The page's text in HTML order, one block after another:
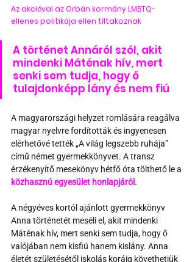
Az akcióval az Orbán kormány LMBTQ-
ellenes politikája ellen tiltakoznak
A történet Annáról szól, akit
mindenki Máténak hív, mert
senki sem tudja, hogy ő
tulajdonképp lány és nem fiú
A magyarországi helyzet romlására reagálva
magyar nyelvre fordították és ingyenesen
elérhetővé tették „A világ legszebb ruhája”
című német gyermekkönyvet. A transz
érzékenyítő mesekönyv hétfő óta tölthető le a
közhasznú egyesület honlapjáról.
A négyéves kortól ajánlott gyermekkönyv
Anna történetét meséli el, akit mindenki
Máténak hív, mert senki sem tudja, hogy ő
valójában nem kisfiú hanem kislány. Anna
életét születésétől iskolás koráig követhetjük